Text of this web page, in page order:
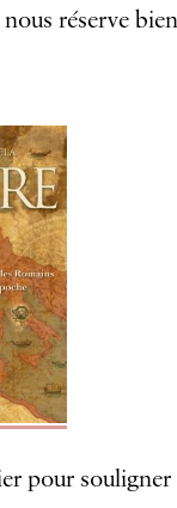
réserve
pour